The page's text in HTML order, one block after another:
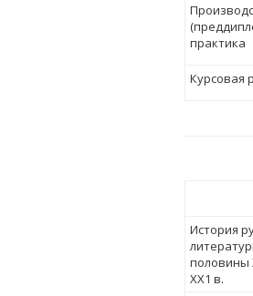
практика
Курсовая
История
половины
ХХ1 в.